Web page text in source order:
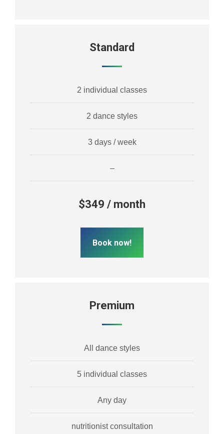
Standard
2 individual classes
2 dance styles
3 days / week
–
$349 / month
Book now!
Premium
All dance styles
5 individual classes
Any day
nutritionist consultation